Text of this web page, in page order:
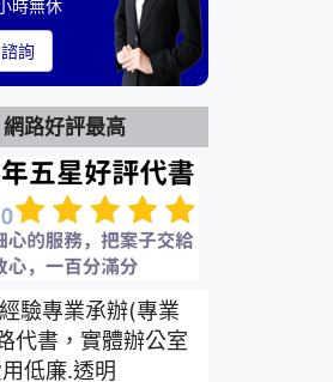
時無休
諮詢
網路好評最高
驗專業承辦(專業
代書，實體辦公室
低廉.透明